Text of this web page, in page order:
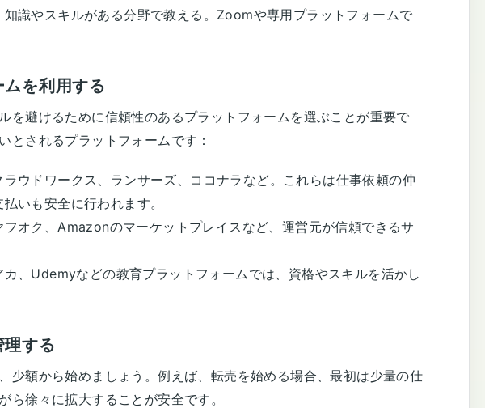
知識やスキルがある分野で教える。Zoomや専用プラットフォームで
を利用する
を避けるために信頼性のあるプラットフォームを選ぶことが重要で
とされるプラットフォームです：
ラウドワークス、ランサーズ、ココナラなど。これらは仕事依頼の仲
いも安全に行われます。
フオク、Amazonのマーケットプレイスなど、運営元が信頼できるサ
カ、Udemyなどの教育プラットフォームでは、資格やスキルを活かし
する
少額から始めましょう。例えば、転売を始める場合、最初は少量の仕
ら徐々に拡大することが安全です。